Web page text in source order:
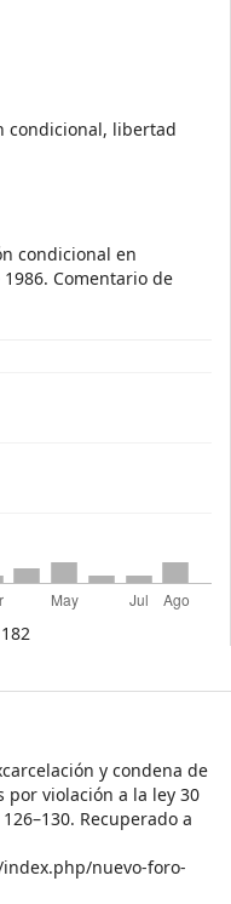
condicional, libertad
condicional en
Comentario de
182
y condena de
por violación a la ley 30
126–130. Recuperado a
nuevo-foro-